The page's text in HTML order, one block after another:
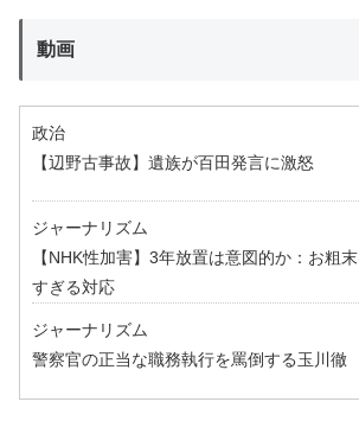
動画
政治
【辺野古事故】遺族が百田発言に激怒
ジャーナリズム
【NHK性加害】3年放置は意図的か：お粗末
すぎる対応
ジャーナリズム
警察官の正当な職務執行を罵倒する玉川徹